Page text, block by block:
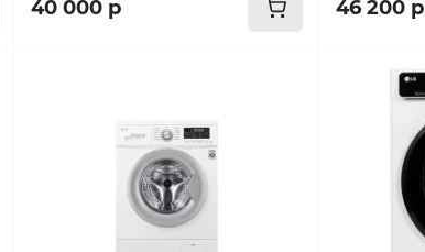
40 000 р 46 200 р